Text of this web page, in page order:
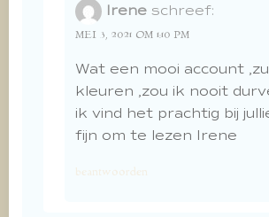
Irene schreef:
MEI 3, 2021 OM 1:10 PM
Wat een mooi account
kleuren ,zou ik nooit
ik vind het prachtig bij
fijn om te lezen Irene
beantwoorden